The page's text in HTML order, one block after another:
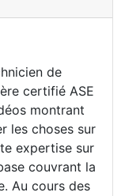
de
certifié ASE
montrant
les choses sur
expertise sur
couvrant la
Au cours des